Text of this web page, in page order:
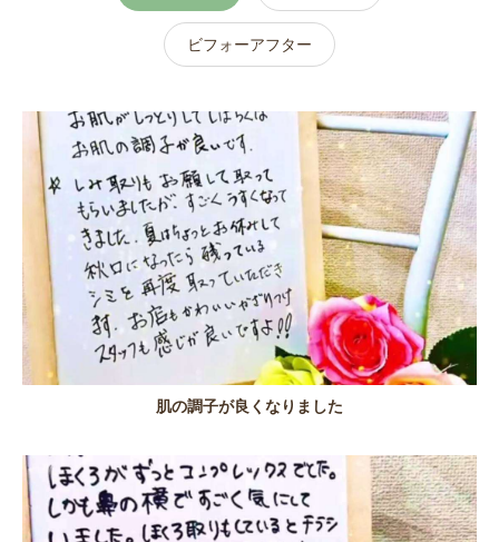
ビフォーアフター
肌の調子が良くなりました